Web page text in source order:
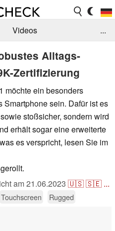
Videos
Tests
Suche
Jobs
...
Alltags-
Zertifizierung
möchte ein besonders
sein. Dafür ist es
stoßsicher, sondern wird
erhält sogar eine erweiterte
es verspricht, lesen Sie im
am21.06.2023 🇺🇸🇸🇪 ...
Touchscreen Rugged